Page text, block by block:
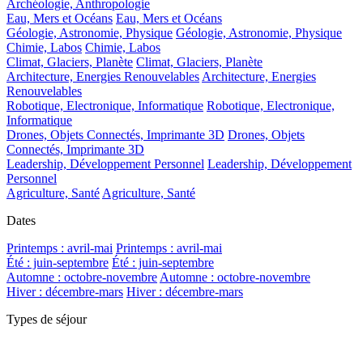
Archéologie, Anthropologie
Eau, Mers et Océans Eau, Mers et Océans
Géologie, Astronomie, Physique Géologie, Astronomie, Physique
Chimie, Labos Chimie, Labos
Climat, Glaciers, Planète Climat, Glaciers, Planète
Architecture, Energies RenouvelablesArchitecture, Energies
Renouvelables
Robotique, Electronique, Informatique Robotique, Electronique,
Informatique
Drones, Objets Connectés, Imprimante 3D Drones, Objets
Connectés, Imprimante 3D
Leadership, Développement Personnel Leadership, Développement
Personnel
Agriculture, SantéAgriculture, Santé
Dates
Printemps : avril-mai Printemps : avril-mai
Été : juin-septembre Été : juin-septembre
Automne : octobre-novembreAutomne : octobre-novembre
Hiver : décembre-mars Hiver : décembre-mars
Types de séjour